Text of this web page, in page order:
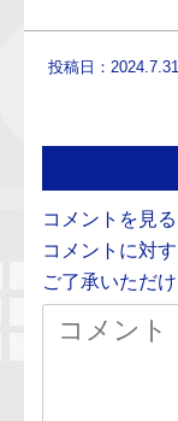
投稿日：2024.7.31
コメントを見
コメントに対
ご了承いただ